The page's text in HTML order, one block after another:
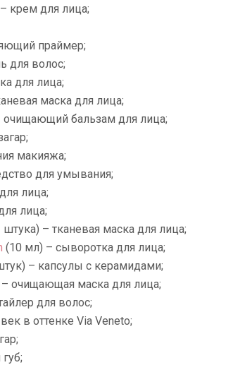
крем для лица;
праймер;
для волос;
для лица;
маска для лица;
очищающий бальзам для лица;
макияжа;
для умывания;
лица;
лица;
штука) – тканевая маска для лица;
(10 мл) – сыворотка для лица;
– капсулы с керамидами;
очищающая маска для лица;
для волос;
в оттенке Via Veneto;